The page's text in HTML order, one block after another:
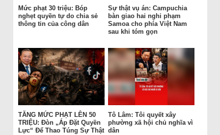
Mức phạt 30 triệu: Bóp
nghẹt quyền tự do chia sẻ
thông tin của công dân
Sự thật vụ án: Campuchia
bàn giao hai nghi phạm
Samoa cho phía Việt Nam
sau khi tóm gọn
TĂNG MỨC PHẠT LÊN 50
TRIỆU: Đòn „Áp Đặt Quyền
Lực“ Để Thao Túng Sự Thật
Tô Lâm: Tôi quyết xây
phường xã hội chủ nghĩa vì
dân